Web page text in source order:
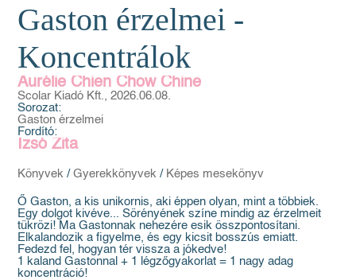
Gaston érzelmei -
Koncentrálok
Aurélie Chien Chow Chine
Scolar Kiadó Kft., 2026.06.08.
Sorozat:
Gaston érzelmei
Fordító:
Izsó Zita
Könyvek / Gyerekkönyvek / Képes mesekönyv
Ő Gaston, a kis unikornis, aki éppen olyan, mint a többiek.
Egy dolgot kivéve... Sörényének színe mindig az érzelmeit
tükrözi! Ma Gastonnak nehezére esik összpontosítani.
Elkalandozik a figyelme, és egy kicsit bosszús emiatt.
Fedezd fel, hogyan tér vissza a jókedve!
1 kaland Gastonnal + 1 légzőgyakorlat = 1 nagy adag
koncentráció!